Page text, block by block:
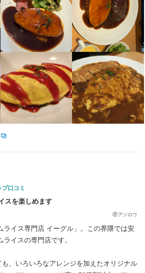
口コミ
スを楽しめます
アジロウ
ライス専門店 イーグル」。この界隈では安
イスの専門店です。
も、いろいろなアレンジを加えたオリジナル
社会保険完備 社員登用制度あり
車通勤OK
新卒歓迎 第二新卒歓迎
Uターン・Iターン歓迎
主婦・主夫歓迎
シニア・ミドル活躍中
スタッフ募集 個人経営(2店舗以内) 面接1回
ゃれな空間で働けます】
ー受付、料理・ドリンクの提供、お会計
ーズに行えます。
の簡単な調理補助からスタート。先輩スタ
るので、未経験の方でも無理なく仕事を
独立希望者歓迎 新卒歓迎
第二新卒歓迎
フリーター歓迎 大学生歓迎
主婦・主夫歓迎
個人経営(2店舗以内) 面接1回
の
】で募集中！
気のおしゃれなお店です～
など。
とつずつ
で覚えておきましょう♪
いくので、
独立希望者歓迎 新卒歓迎
第二新卒歓迎
主婦・主夫歓迎
シニア・ミドル活躍中
オープニングスタッフ募集 面接1回
ゃれな空間で働けます】
担当していただきます。ハンディを使用す
ーズに行えます。
簡単な調理補助からスタート。先輩スタ
するので、未経験の方でも無理なく仕事を
ますので、安心してスタートできる環境で